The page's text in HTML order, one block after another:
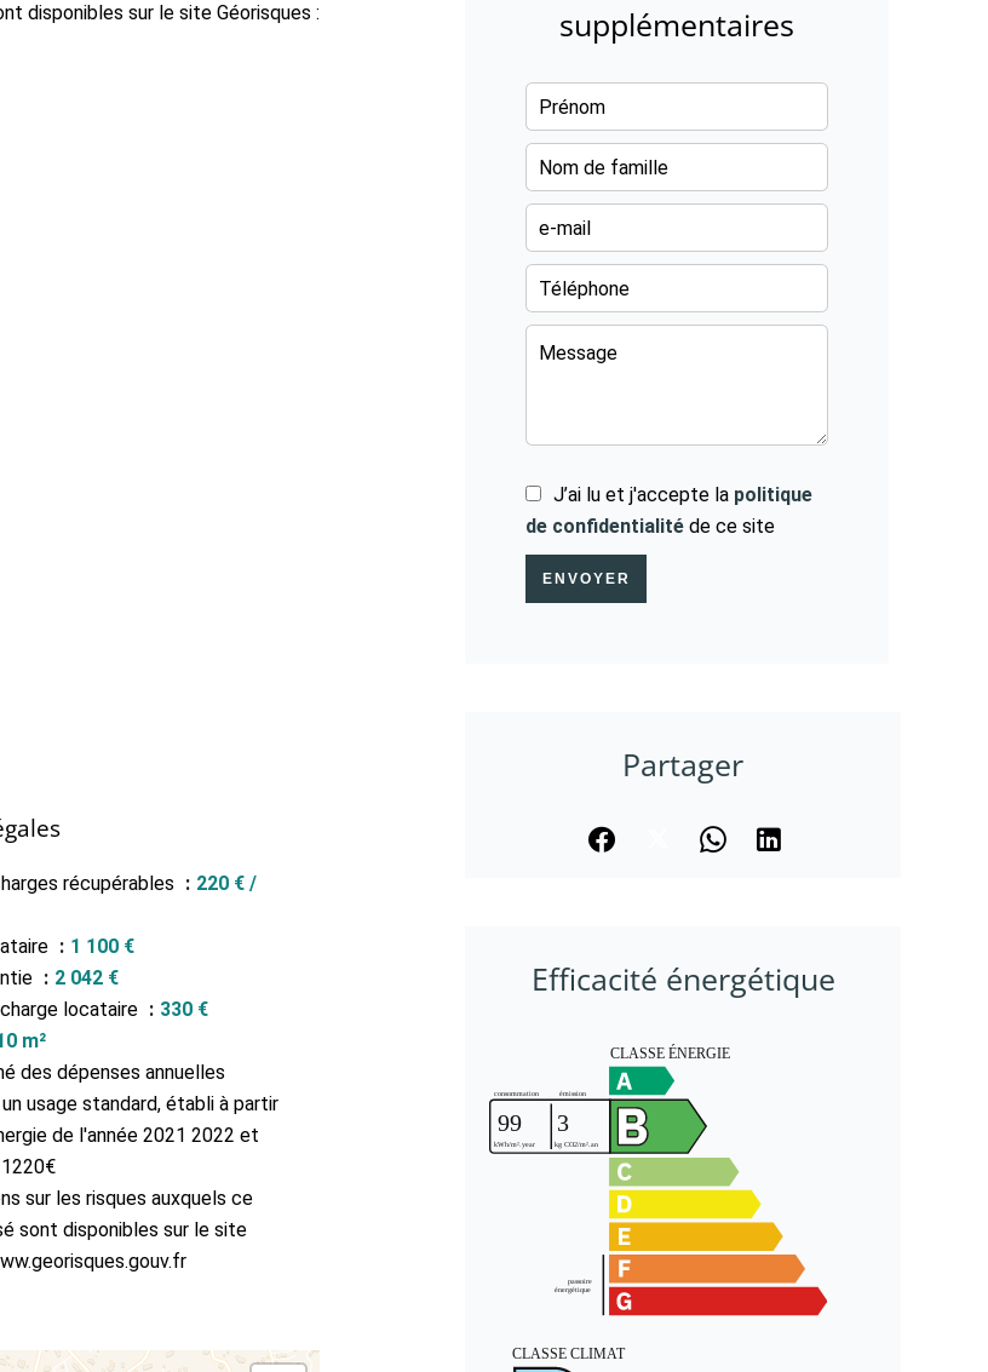
disponibles sur le site Géorisques :
récupérables
220 € /
1 100 €
2 042 €
locataire
330 €
m²
des dépenses annuelles
usage standard, établi à partir
de l'année 2021 2022 et
sur les risques auxquels ce
sont disponibles sur le site
supplémentaires
J’ai lu et j'accepte la politique
de confidentialité de ce site
ENVOYER
Partager
Efficacité énergétique